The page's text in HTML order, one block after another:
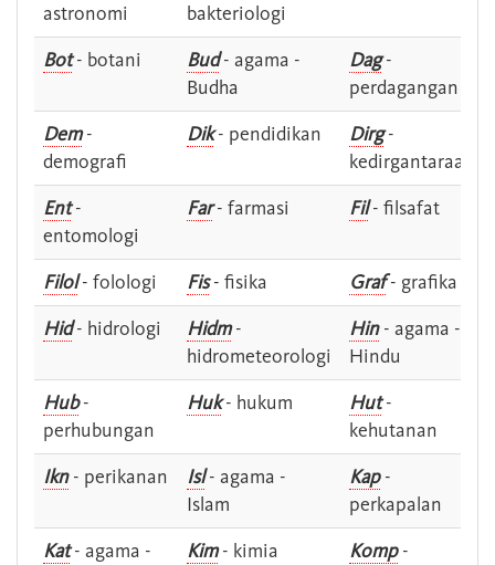
astronomi
bakteriologi
Bot- botani Bud- agama -
Budha
Dag-
perdagangan
Dem-
demografi
Dik- pendidikan Dirg-
kedirgantaraan
Ent-
entomologi
Far- farmasi Fil- filsafat
Filol- folologi Fis- fisika Graf- grafika
Hid- hidrologi Hidm-
hidrometeorologi
Hin- agama -
Hindu
Hub-
perhubungan
Huk- hukum Hut-
kehutanan
Ikn- perikanan Isl- agama -
Islam
Kap-
perkapalan
Kat- agama -
Kim- kimia Komp-